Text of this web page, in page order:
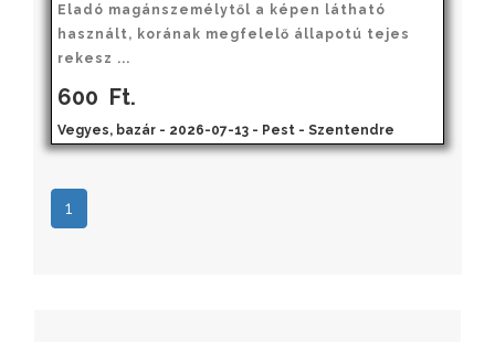
Eladó magánszemélytől a képen látható
használt, korának megfelelő állapotú tejes
rekesz ...
600 Ft.
Vegyes, bazár - 2026-07-13 - Pest - Szentendre
1